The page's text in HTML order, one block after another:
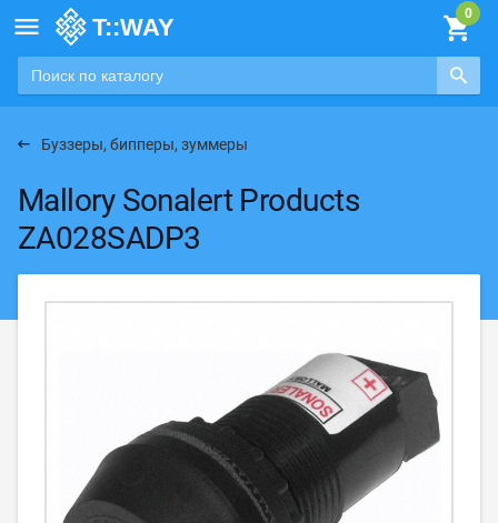

Буззеры, бипперы, зуммеры
Mallory Sonalert Products
ZA028SADP3